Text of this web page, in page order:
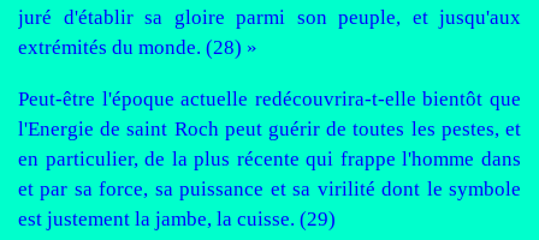
juré d'établir sa gloire parmi son peuple, et jusqu'aux
extrémités du monde. (28) »
Peut-être l'époque actuelle redécouvrira-t-elle bientôt que
l'Energie de saint Roch peut guérir de toutes les pestes, et
en particulier, de la plus récente qui frappe l'homme dans
et par sa force, sa puissance et sa virilité dont le symbole
est justement la jambe, la cuisse. (29)